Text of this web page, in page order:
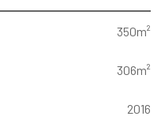
350m²
306m²
2016